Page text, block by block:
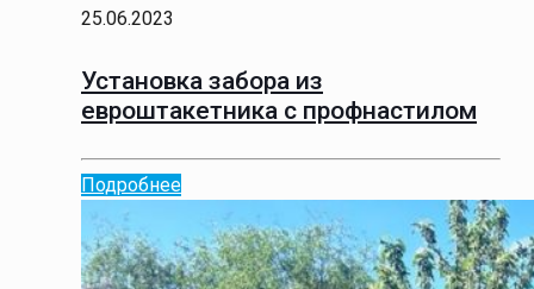
25.06.2023
Установка забора из
евроштакетника с профнастилом
Подробнее